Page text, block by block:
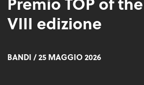
VIII edizione
BANDI / 25 MAGGIO 2026